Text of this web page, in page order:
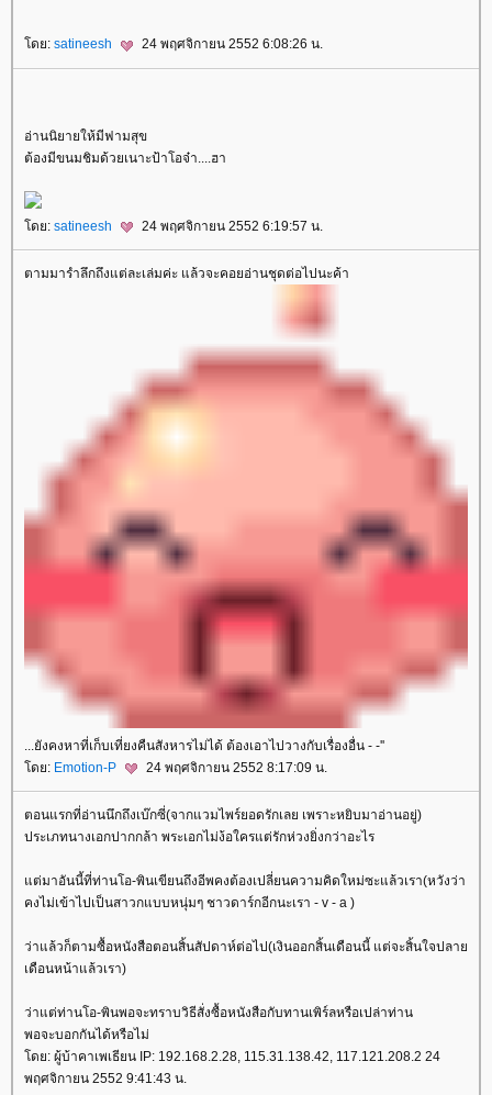
ดย: satineesh 24 พฤศจิกายน 2552 6:08:26 น.
อ่านนิยายให้มีฟามสุข
ต้องมีขนมชิมด้วยเนาะป้าโอจ๋า....ฮา
ดย: satineesh 24 พฤศจิกายน 2552 6:19:57 น.
ตามมารำลึกถึงแต่ละเล่มค่ะ แล้วจะคอยอ่านชุดต่อไปนะค้า
...ยังคงหาที่เก็บเที่ยงคืนสังหารไม่ได้ ต้องเอาไปวางกับเรื่องอื่น - -''
ดย: Emotion-P 24 พฤศจิกายน 2552 8:17:09 น.
ตอนแรกที่อ่านนึกถึงเบ๊กซี่(จากแวมไพร์ยอดรักเลย เพราะหยิบมาอ่านอยู่)
ประเภทนางเอกปากกล้า พระเอกไม่ง้อใครแต่รักห่วงยิ่งกว่าอะไร
ต่มาอันนี้ที่ท่านโอ-พินเขียนถึงอีพคงต้องเปลี่ยนความคิดใหม่ซะแล้วเรา(หวังว่า
คงไม่เข้าไปเป็นสาวกแบบหนุ่มๆ ชาวดาร์กอีกนะเรา - v - a )
ว่าแล้วก็ตามซื้อหนังสือตอนสิ้นสัปดาห์ต่อไป(เงินออกสิ้นเดือนนี้ แต่จะสิ้นใจปลา
เดือนหน้าแล้วเรา)
ว่าแต่ท่านโอ-พินพอจะทราบวิธีสั่งซื้อหนังสือกับทานเพิร์ลหรือเปล่าท่าน
พอจะบอกกันได้หรือไม่
ดย: ผู้บ้าคาเพเธียน IP: 192.168.2.28, 115.31.138.42, 117.121.208.2 24
พฤศจิกายน 2552 9:41:43 น.